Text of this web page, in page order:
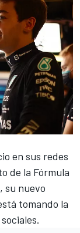
en sus redes
de la Fórmula
, su nuevo
tomando la